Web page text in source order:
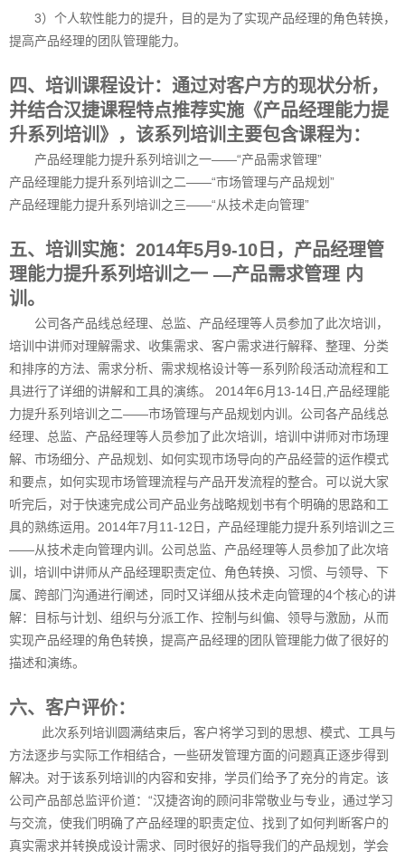
车
子、
智
能
终
端、
字
家
产
品、
IT
产
产
品
工
领
域，
嵌
入
软
件
服
务
众
多
全
球
品
产
品, 同
时，
拥
有
自
有
3）个人软性能力的提升，目的是为了实现产品经理的角色转换，
提高产品经理的团队管理能力。
四、培训课程设计：通过对客户方的现状分析，
并结合汉捷课程特点推荐实施《产品经理能力提
升系列培训》，该系列培训主要包含课程为：
产品经理能力提升系列培训之一——“产品需求管理”
产品经理能力提升系列培训之二——“市场管理与产品规划”
产品经理能力提升系列培训之三——“从技术走向管理”
五、培训实施：2014年5月9-10日，产品经理管
理能力提升系列培训之一 —产品需求管理 内
训。
公司各产品线总经理、总监、产品经理等人员参加了此次培训，
培训中讲师对理解需求、收集需求、客户需求进行解释、整理、分类
和排序的方法、需求分析、需求规格设计等一系列阶段活动流程和工
具进行了详细的讲解和工具的演练。 2014年6月13-14日,产品经理能
力提升系列培训之二——市场管理与产品规划内训。公司各产品线总
经理、总监、产品经理等人员参加了此次培训，培训中讲师对市场理
解、市场细分、产品规划、如何实现市场导向的产品经营的运作模式
和要点，如何实现市场管理流程与产品开发流程的整合。可以说大家
听完后，对于快速完成公司产品业务战略规划书有个明确的思路和工
具的熟练运用。2014年7月11-12日，产品经理能力提升系列培训之三
——从技术走向管理内训。公司总监、产品经理等人员参加了此次培
训，培训中讲师从产品经理职责定位、角色转换、习惯、与领导、下
属、跨部门沟通进行阐述，同时又详细从技术走向管理的4个核心的讲
解：目标与计划、组织与分派工作、控制与纠偏、领导与激励，从而
实现产品经理的角色转换，提高产品经理的团队管理能力做了很好的
描述和演练。
六、客户评价：
此次系列培训圆满结束后，客户将学习到的思想、模式、工具与
方法逐步与实际工作相结合，一些研发管理方面的问题真正逐步得到
解决。对于该系列培训的内容和安排，学员们给予了充分的肯定。该
公司产品部总监评价道：“汉捷咨询的顾问非常敬业与专业，通过学习
与交流，使我们明确了产品经理的职责定位、找到了如何判断客户的
真实需求并转换成设计需求、同时很好的指导我们的产品规划，学会